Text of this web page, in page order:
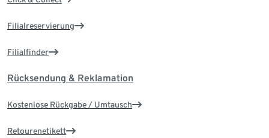
Filialreservierung
Filialfinder
Rücksendung & Reklamation
Kostenlose Rückgabe / Umtausch
Retourenetikett